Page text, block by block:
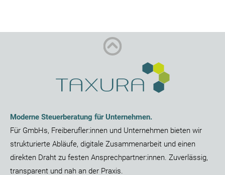
Moderne Steuerberatung für Unternehmen.
Für GmbHs, Freiberufler:innen und Unternehmen bieten wir
strukturierte Abläufe, digitale Zusammenarbeit und einen
direkten Draht zu festen Ansprechpartner:innen. Zuverlässig,
transparent und nah an der Praxis.